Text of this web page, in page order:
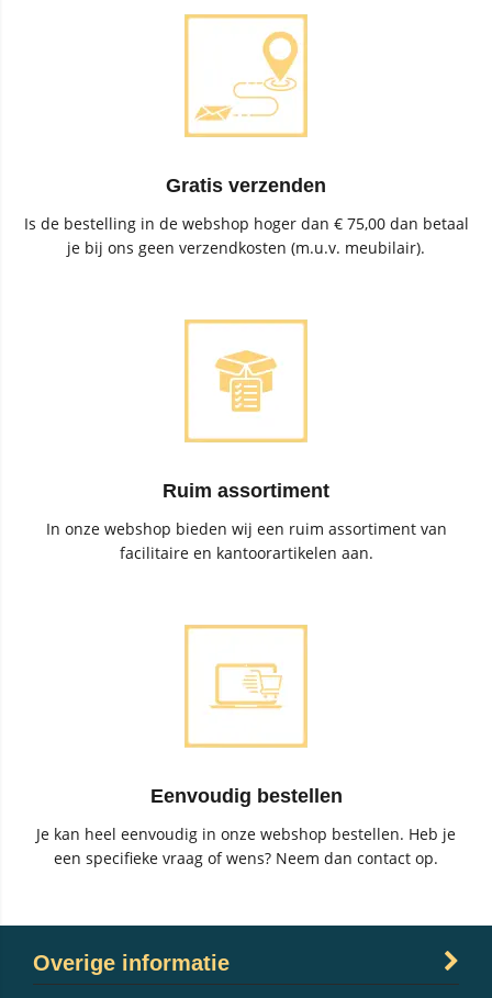
Gratis verzenden
Is de bestelling in de webshop hoger dan € 75,00 dan betaal
je bij ons geen verzendkosten (m.u.v. meubilair).
Ruim assortiment
In onze webshop bieden wij een ruim assortiment van
facilitaire en kantoorartikelen aan.
Eenvoudig bestellen
Je kan heel eenvoudig in onze webshop bestellen. Heb je
een specifieke vraag of wens? Neem dan contact op.
Overige informatie